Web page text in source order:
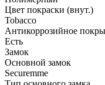
Цвет покраски (внут.)
Tobacco
Антикоррозийное
Есть
Замок
Основной замок
Securemme